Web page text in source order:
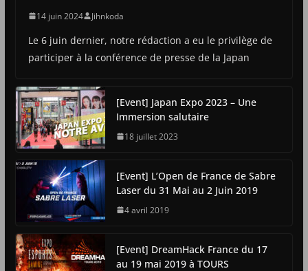
14 juin 2024 Jihnkoda
Le 6 juin dernier, notre rédaction a eu le privilège de
participer à la conférence de presse de la Japan
[Event] Japan Expo 2023 – Une
Immersion salutaire
18 juillet 2023
[Event] L’Open de France de Sabre
Laser du 31 Mai au 2 Juin 2019
4 avril 2019
[Event] DreamHack France du 17
au 19 mai 2019 à TOURS